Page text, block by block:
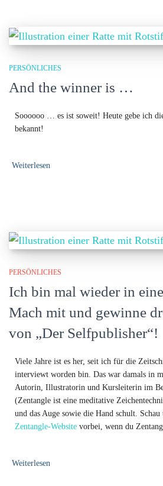
PERSÖNLICHES
And the winner is …
Soooooo … es ist soweit! Heute gebe ich
bekannt!
Weiterlesen
PERSÖNLICHES
Ich bin mal wieder in
Mach mit und gewinne
von „Der Selfpublisher“!
Viele Jahre ist es her, seit ich für die
interviewt worden bin. Das war damals in
Autorin, Illustratorin und Kursleiterin im
(Zentangle ist eine meditative
und das Auge sowie die Hand schult.
Zentangle-Website vorbei, wenn du
Weiterlesen